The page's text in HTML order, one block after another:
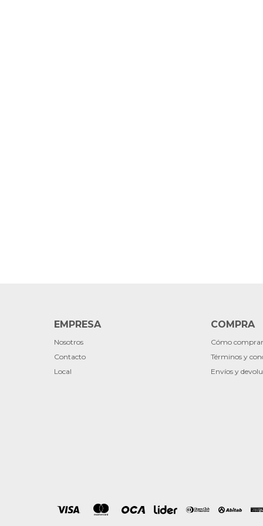
EMPRESA
Nosotros
Contacto
Local
COMPRA
Cómo comprar
Términos y
Envíos y